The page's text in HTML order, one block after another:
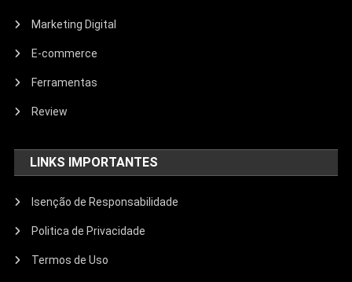
Marketing Digital
E-commerce
Ferramentas
Review
LINKS IMPORTANTES
Isenção de Responsabilidade
Politica de Privacidade
Termos de Uso